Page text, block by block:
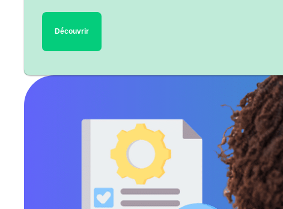
Découvrir